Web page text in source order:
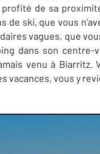
profité de sa
de ski, que vous
vagues, que
dans son centre-
venu à Biarritz.
vacances, vous y